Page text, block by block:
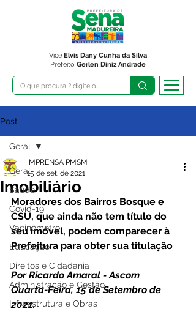
Prefeito Gerlen Diniz Andrade
Vice Elvis Dany Cunha da Silva
Post
Geral
Saúde
Covid-19
Vacinômetro
Educação
Direitos e Cidadania
Administração e Gestão
Infraestrutura e Obras
Geral
Imobiliário
IMPRENSA PMSM
15 de set. de 2021
Moradores dos Bairros Bosque e
CSU, que ainda não tem título do
seu imóvel, podem comparecer à
Prefeitura para obter sua titulação
Por Ricardo Amaral - Ascom
Quarta-Feira, 15 de Setembro de
2021.